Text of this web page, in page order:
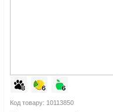
Код товару: 10113850